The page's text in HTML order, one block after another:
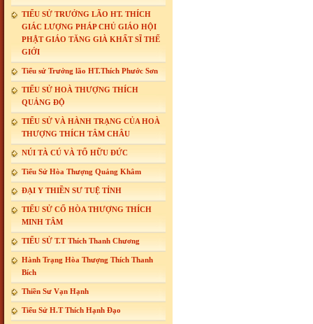
TIỂU SỬ TRƯỞNG LÃO HT. THÍCH
GIÁC LƯỢNG PHÁP CHỦ GIÁO HỘI
PHẬT GIÁO TĂNG GIÀ KHẤT SĨ THẾ
GIỚI
Tiểu sử Trưởng lão HT.Thích Phước Sơn
TIỂU SỬ HOÀ THƯỢNG THÍCH
QUẢNG ĐỘ
TIỂU SỬ VÀ HÀNH TRẠNG CỦA HOÀ
THƯỢNG THÍCH TÂM CHÂU
NÚI TÀ CÚ VÀ TỔ HỮU ĐỨC
Tiểu Sử Hòa Thượng Quảng Khâm
ĐẠI Y THIỀN SƯ TUỆ TỈNH
TIỂU SỬ CỐ HÒA THƯỢNG THÍCH
MINH TÂM
TIỂU SỬ T.T Thích Thanh Chương
Hành Trạng Hòa Thượng Thích Thanh
Bích
Thiền Sư Vạn Hạnh
Tiểu Sử H.T Thích Hạnh Đạo